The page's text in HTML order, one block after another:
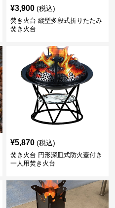
¥3,900 (税込)
焚き火台 縦型多段式折りたたみ
焚き火台
¥5,870 (税込)
焚き火台 円形深皿式防火蓋付き
一人用焚き火台